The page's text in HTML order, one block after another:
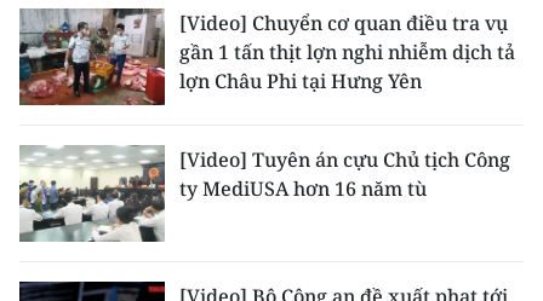
Trung du và miền núi phía Bắc
Đồng bằng sông Hồng
Duyên hải Nam Trung Bộ và Tây
Nguyên
[Video] Chuyển cơ quan điều tra vụ
gần 1 tấn thịt lợn nghi nhiễm dịch tả
lợn Châu Phi tại Hưng Yên
[Video] Tuyên án cựu Chủ tịch Công
ty MediUSA hơn 16 năm tù